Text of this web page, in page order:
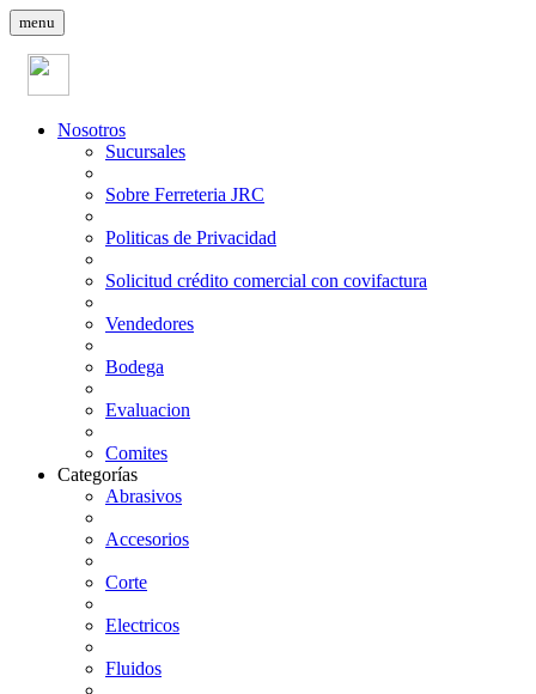
menu
Nosotros
Sucursales
Sobre Ferreteria JRC
Politicas de Privacidad
Solicitud crédito comercial con covifactura
Vendedores
Bodega
Evaluacion
Comites
Categorías
Abrasivos
Accesorios
Corte
Electricos
Fluidos